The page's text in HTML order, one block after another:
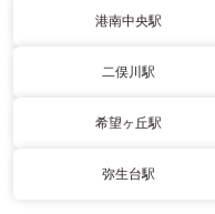
港南中央駅
二俣川駅
希望ヶ丘駅
弥生台駅